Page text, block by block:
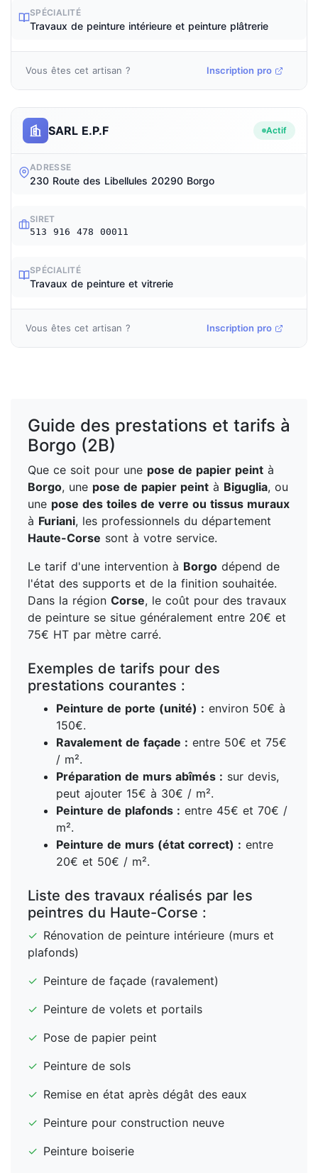
SPÉCIALITÉ
Travaux de peinture intérieure et peinture plâtrerie
Vous êtes cet artisan ? Inscription pro
SARL E.P.F Actif
ADRESSE
230 Route des Libellules 20290 Borgo
SIRET
513 916 478 00011
SPÉCIALITÉ
Travaux de peinture et vitrerie
Vous êtes cet artisan ? Inscription pro
Guide des prestations et tarifs à
Borgo (2B)
Que ce soit pour une pose de papier peint à
Borgo, une pose de papier peint à Biguglia, ou
une pose des toiles de verre ou tissus muraux
à Furiani, les professionnels du département
Haute-Corse sont à votre service.
Le tarif d'une intervention à Borgo dépend de
l'état des supports et de la finition souhaitée.
Dans la région Corse, le coût pour des travaux
de peinture se situe généralement entre 20€ et
75€ HT par mètre carré.
Exemples de tarifs pour des
prestations courantes :
Peinture de porte (unité) : environ 50€ à
150€.
Ravalement de façade : entre 50€ et 75€
/ m².
Préparation de murs abîmés : sur devis,
peut ajouter 15€ à 30€ / m².
Peinture de plafonds : entre 45€ et 70€ /
m².
Peinture de murs (état correct) : entre
20€ et 50€ / m².
Liste des travaux réalisés par les
peintres du Haute-Corse :
✓ Rénovation de peinture intérieure (murs et
plafonds)
✓ Peinture de façade (ravalement)
✓ Peinture de volets et portails
✓ Pose de papier peint
✓ Peinture de sols
✓ Remise en état après dégât des eaux
✓ Peinture pour construction neuve
✓ Peinture boiserie